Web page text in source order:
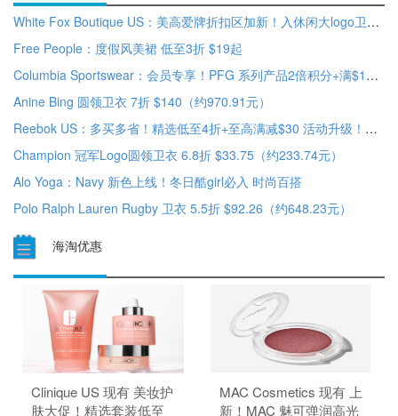
White Fox Boutique US：美高爱牌折扣区加新！入休闲大logo卫衣 低至4折
Free People：度假风美裙 低至3折 $19起
Columbia Sportswear：会员专享！PFG 系列产品2倍积分+满$150送限定短袖 精选额外8折促销
Anine Bing 圆领卫衣 7折 $140（约970.91元）
Reebok US：多买多省！精选低至4折+至高满减$30 活动升级！多款新加入
Champion 冠军Logo圆领卫衣 6.8折 $33.75（约233.74元）
Alo Yoga：Navy 新色上线！冬日酷girl必入 时尚百搭
Polo Ralph Lauren Rugby 卫衣 5.5折 $92.26（约648.23元）
海淘优惠
Clinique US 现有 美妆护
肤大促！精选套装低至
MAC Cosmetics 现有 上
新！MAC 魅可弹润高光